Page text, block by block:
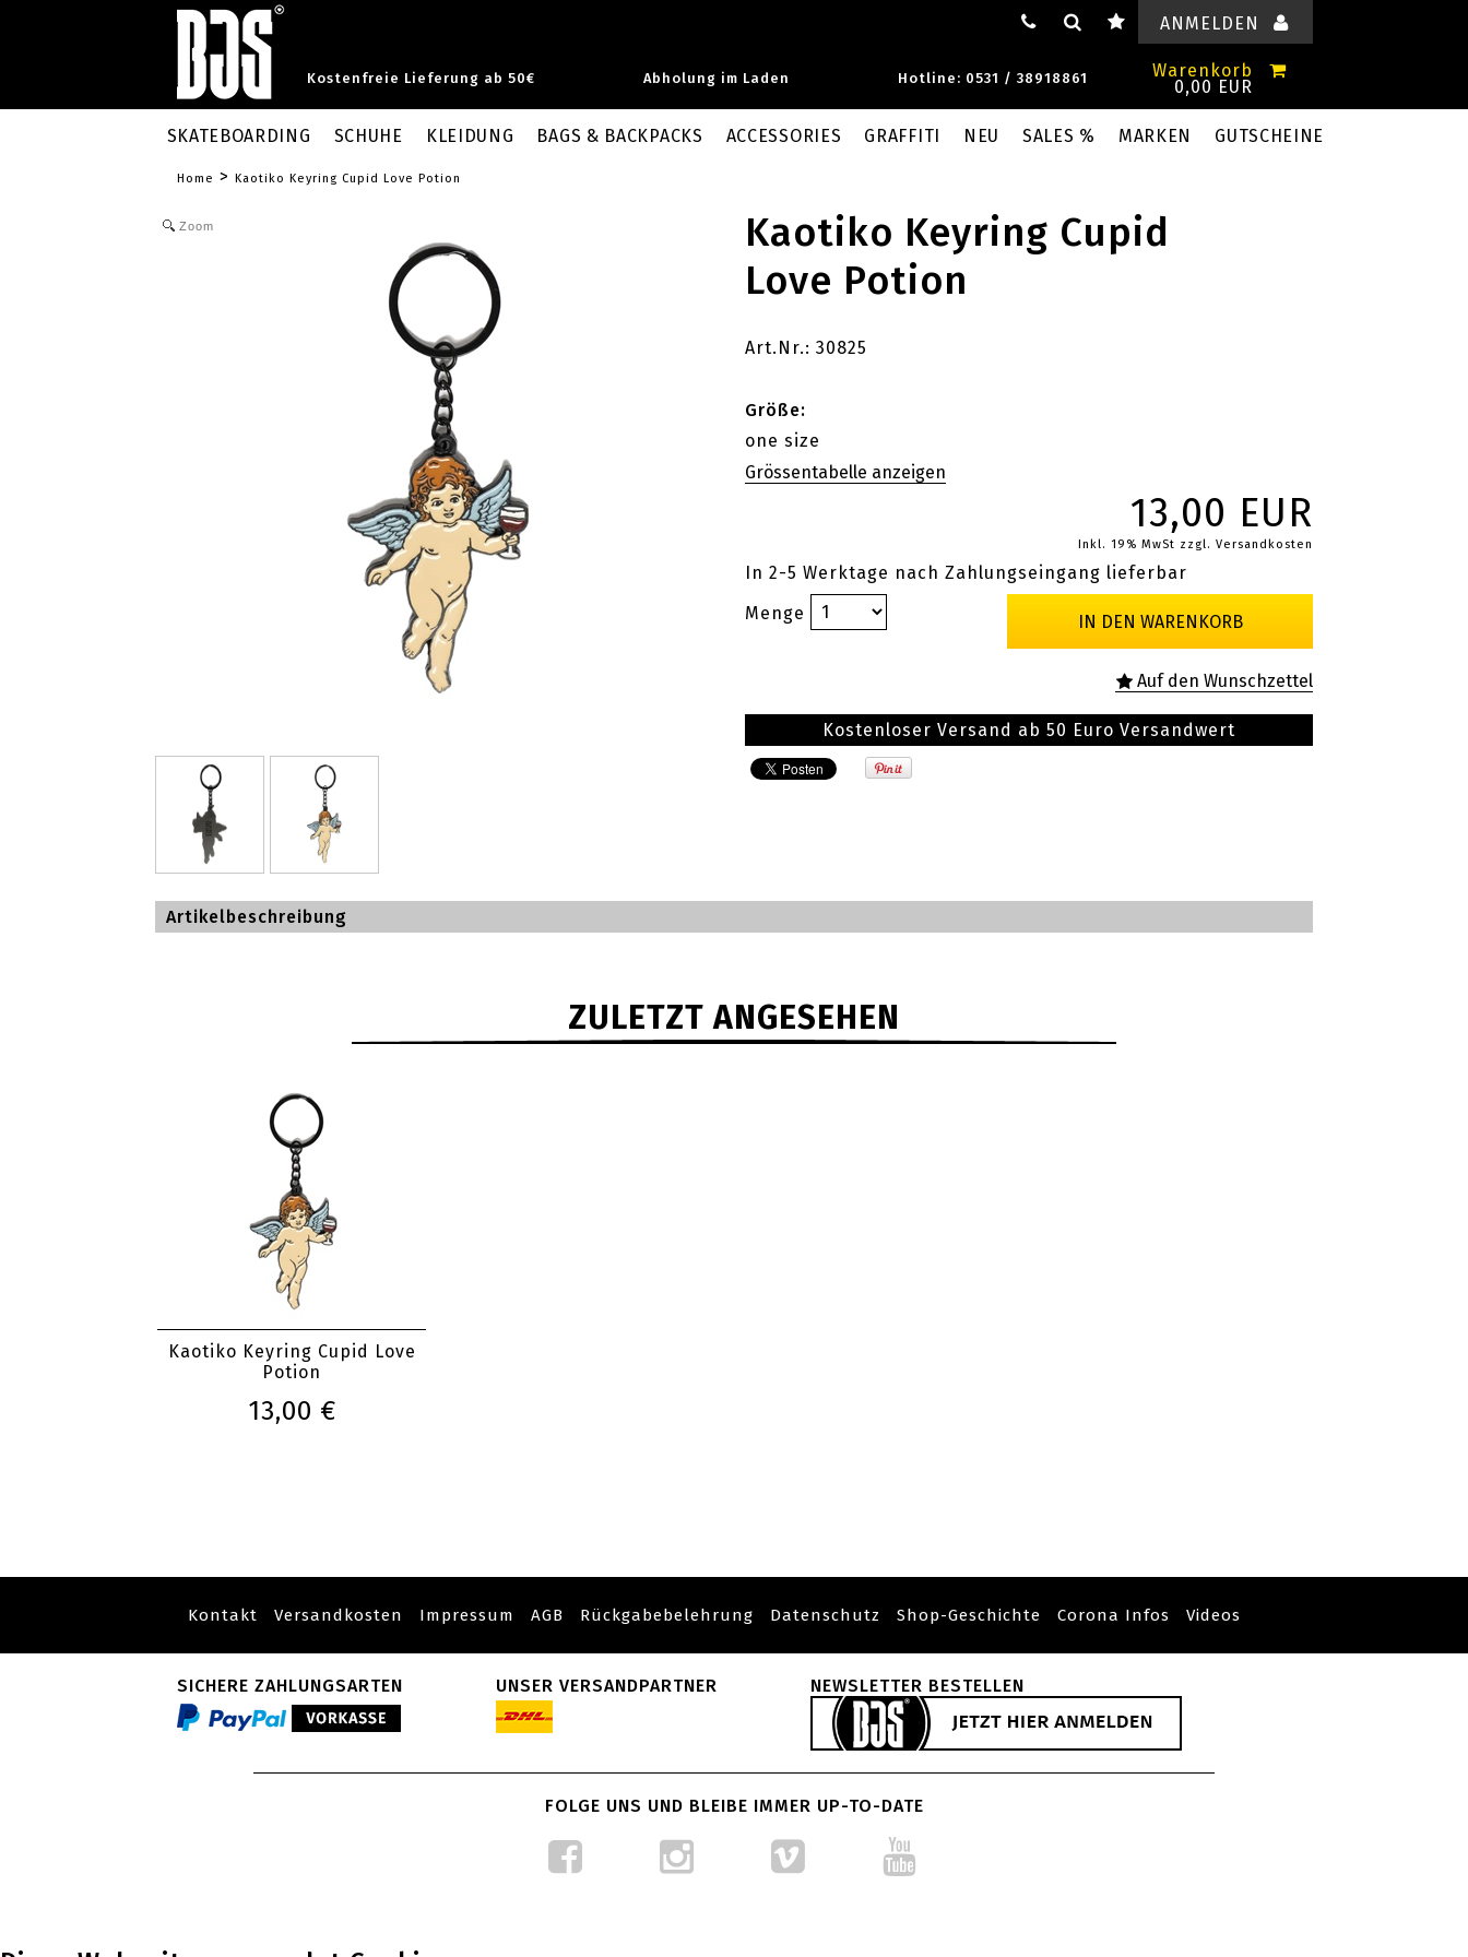
Kostenfreie Lieferung ab 50€ Abholung im Laden Hotline: 0531 / 38918861
ANMELDEN
Warenkorb
0,00 EUR
SKATEBOARDING SCHUHE KLEIDUNG BAGS & BACKPACKS ACCESSORIES GRAFFITI NEU SALES % MARKEN GUTSCHEINE
Home > Kaotiko Keyring Cupid Love Potion
Zoom
Kaotiko Keyring Cupid
Love Potion
Art.Nr.: 30825
Größe:
one size
13,00 EUR
Inkl. 19% MwSt zzgl. Versandkosten
In 2-5 Werktage nach Zahlungseingang lieferbar
Menge
Kostenloser Versand ab 50 Euro Versandwert
Artikelbeschreibung
ZULETZT ANGESEHEN
Kaotiko Keyring Cupid Love
Potion
13,00 €
Kontakt Versandkosten Impressum AGB Rückgabebelehrung Datenschutz Shop-Geschichte Corona Infos Videos
SICHERE ZAHLUNGSARTEN UNSER VERSANDPARTNER NEWSLETTER BESTELLEN
FOLGE UNS UND BLEIBE IMMER UP-TO-DATE